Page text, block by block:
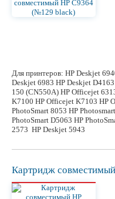
Для принтеров: HP Deskjet
Deskjet 6983 HP Deskjet
150 (CN550A) HP Officejet
K7100 HP Officejet K7103 HP
PhotoSmart 8053 HP
PhotoSmart D5063 HP
2573 HP Deskjet 5943
Картридж совместимый